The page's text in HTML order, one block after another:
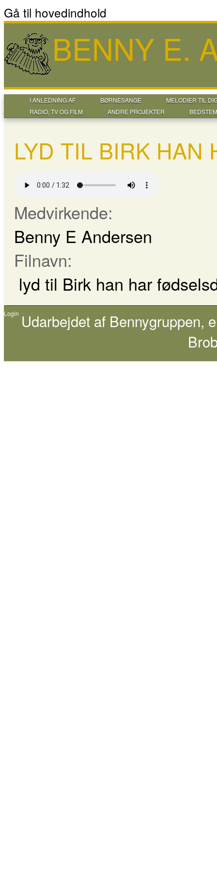
Gå til hovedindhold
BENNY E.
I ANLEDNING AF BØRNESANGE
MELODIER TIL
RADIO, TV OG FILM
ANDRE PROJEKTER
LYD TIL BIRK HAN
Medvirkende:
Benny E Andersen
Filnavn:
lyd til Birk han har
Login Udarbejdet af Bennygruppen,